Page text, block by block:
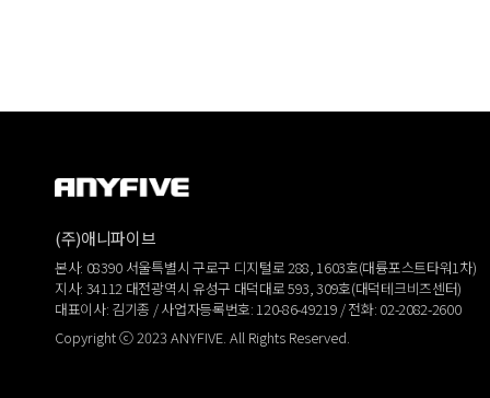
(주)애니파이브
본사: 08390 서울특별시 구로구 디지털로 288, 1603호(대륭포스트타워1차)
지사: 34112 대전광역시 유성구 대덕대로 593, 309호(대덕테크비즈센터)
대표이사: 김기종 / 사업자등록번호: 120-86-49219 / 전화: 02-2082-2600
Copyright ⓒ 2023 ANYFIVE. All Rights Reserved.